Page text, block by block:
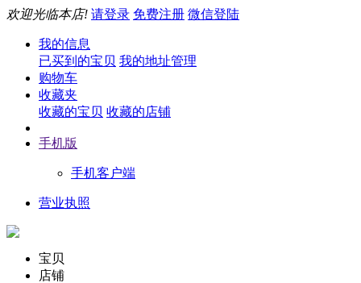
欢迎光临本店! 请登录 免费注册 微信登陆
我的信息
已买到的宝贝 我的地址管理
购物车
收藏夹
收藏的宝贝 收藏的店铺
手机版
手机客户端
营业执照
宝贝
店铺